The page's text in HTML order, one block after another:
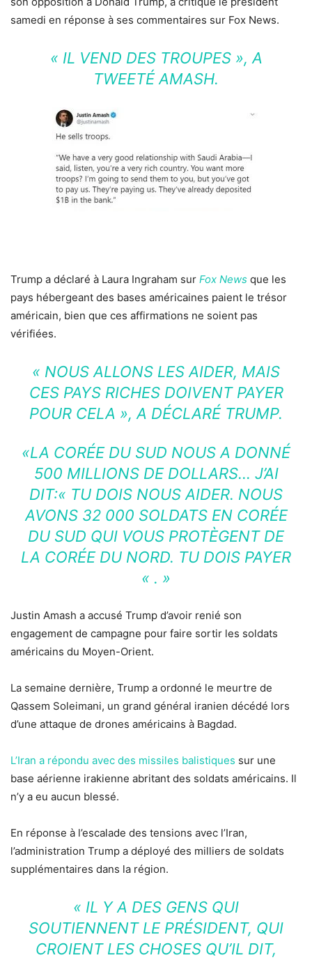
samedi en réponse à ses commentaires sur Fox News.
« IL VEND DES TROUPES », A
TWEETÉ AMASH.
Trump a déclaré à Laura Ingraham sur Fox News que les
pays hébergeant des bases américaines paient le trésor
américain, bien que ces affirmations ne soient pas
vérifiées.
« NOUS ALLONS LES AIDER, MAIS
CES PAYS RICHES DOIVENT PAYER
POUR CELA », A DÉCLARÉ TRUMP.
«LA CORÉE DU SUD NOUS A DONNÉ
500 MILLIONS DE DOLLARS… J’AI
DIT:« TU DOIS NOUS AIDER. NOUS
AVONS 32 000 SOLDATS EN CORÉE
DU SUD QUI VOUS PROTÈGENT DE
LA CORÉE DU NORD. TU DOIS PAYER
« . »
Justin Amash a accusé Trump d’avoir renié son
engagement de campagne pour faire sortir les soldats
américains du Moyen-Orient.
La semaine dernière, Trump a ordonné le meurtre de
Qassem Soleimani, un grand général iranien décédé lors
d’une attaque de drones américains à Bagdad.
L’Iran a répondu avec des missiles balistiques sur une
base aérienne irakienne abritant des soldats américains. Il
n’y a eu aucun blessé.
En réponse à l’escalade des tensions avec l’Iran,
l’administration Trump a déployé des milliers de soldats
supplémentaires dans la région.
« IL Y A DES GENS QUI
SOUTIENNENT LE PRÉSIDENT, QUI
CROIENT LES CHOSES QU’IL DIT,